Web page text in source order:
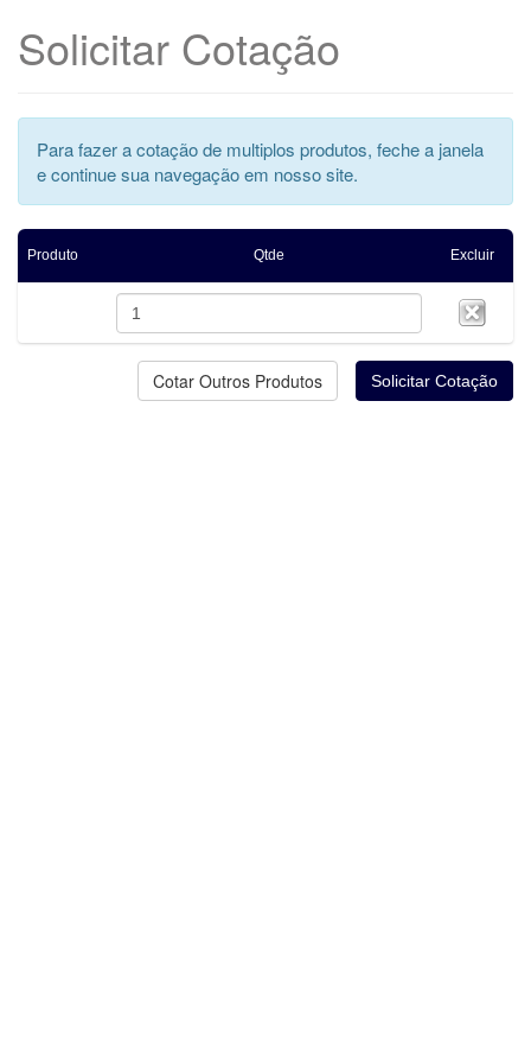
Solicitar Cotação
Para fazer a cotação de multiplos produtos, feche a janela
e continue sua navegação em nosso site.
Produto Qtde Excluir
Cotar Outros Produtos